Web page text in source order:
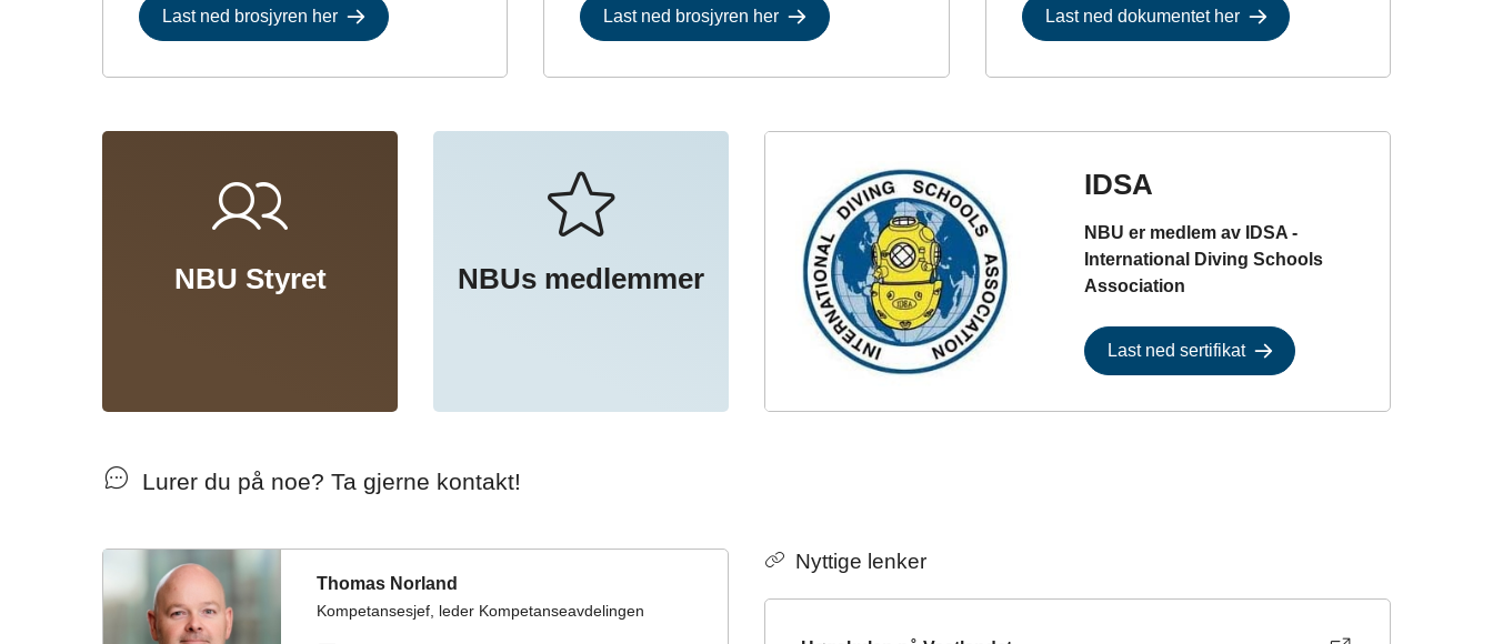
Last ned brosjyren her Last ned brosjyren her Last ned dokumentet her
NBU Styret NBUs medlemmer
IDSA
NBU er medlem av IDSA -
International Diving Schools
Association
Last ned sertifikat
Lurer du på noe? Ta gjerne kontakt!
Thomas Norland
Kompetansesjef, leder Kompetanseavdelingen
Nyttige lenker